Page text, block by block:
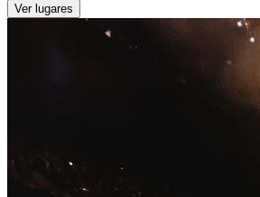
Ver lugares